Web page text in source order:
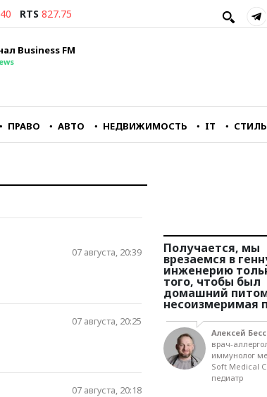
RTS 827.75
Business FM
ПРАВО АВТО НЕДВИЖИМОСТЬ IT СТИЛЬ
07 августа, 20:39
07 августа, 20:25
07 августа, 20:18
Республиканцам крайне
важно заткнуть горло
Александр Трещев
Получается, мы
врезаемся в
инженерию
того, чтобы был
домашний
несоизмеримая
Алексей
врач-
иммунолог
Soft Medical
педиатр